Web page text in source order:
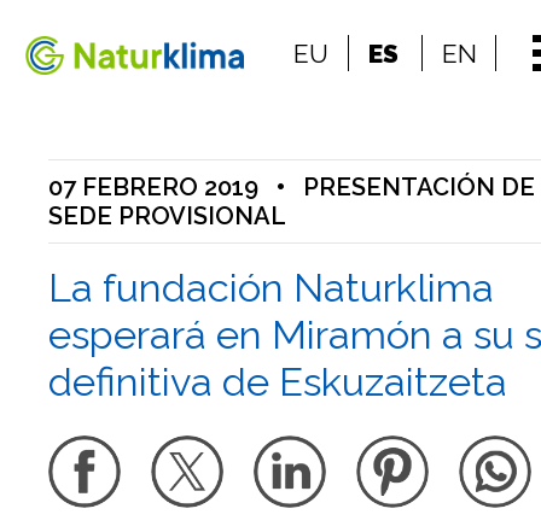
Ir a los contenidos
EU ES EN
07 FEBRERO 2019 • PRESENTACIÓN
SEDE PROVISIONAL
La fundación Naturklima
esperará en Miramón a su
definitiva de Eskuzaitzeta